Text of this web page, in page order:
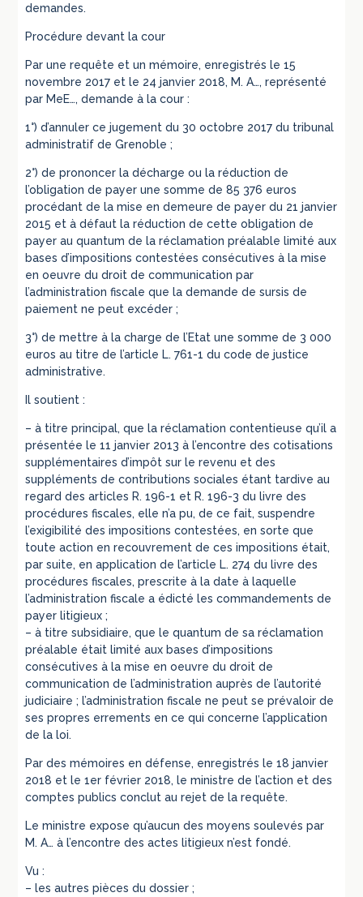
demandes.
Procédure devant la cour
Par une requête et un mémoire, enregistrés le 15
novembre 2017 et le 24 janvier 2018, M. A…, représenté
par MeE…, demande à la cour :
1°) d’annuler ce jugement du 30 octobre 2017 du tribunal
administratif de Grenoble ;
2°) de prononcer la décharge ou la réduction de
l’obligation de payer une somme de 85 376 euros
procédant de la mise en demeure de payer du 21 janvier
2015 et à défaut la réduction de cette obligation de
payer au quantum de la réclamation préalable limité aux
bases d’impositions contestées consécutives à la mise
en oeuvre du droit de communication par
l’administration fiscale que la demande de sursis de
paiement ne peut excéder ;
3°) de mettre à la charge de l’Etat une somme de 3 000
euros au titre de l’article L. 761-1 du code de justice
administrative.
Il soutient :
– à titre principal, que la réclamation contentieuse qu’il a
présentée le 11 janvier 2013 à l’encontre des cotisations
supplémentaires d’impôt sur le revenu et des
suppléments de contributions sociales étant tardive au
regard des articles R. 196-1 et R. 196-3 du livre des
procédures fiscales, elle n’a pu, de ce fait, suspendre
l’exigibilité des impositions contestées, en sorte que
toute action en recouvrement de ces impositions était,
par suite, en application de l’article L. 274 du livre des
procédures fiscales, prescrite à la date à laquelle
l’administration fiscale a édicté les commandements de
payer litigieux ;
– à titre subsidiaire, que le quantum de sa réclamation
préalable était limité aux bases d’impositions
consécutives à la mise en oeuvre du droit de
communication de l’administration auprès de l’autorité
judiciaire ; l’administration fiscale ne peut se prévaloir de
ses propres errements en ce qui concerne l’application
de la loi.
Par des mémoires en défense, enregistrés le 18 janvier
2018 et le 1er février 2018, le ministre de l’action et des
comptes publics conclut au rejet de la requête.
Le ministre expose qu’aucun des moyens soulevés par
M. A… à l’encontre des actes litigieux n’est fondé.
Vu :
– les autres pièces du dossier ;